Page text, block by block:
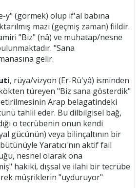
y" (görmek) olup if'al babına
mazi (geçmiş zaman) fiildir.
"Biz" (nâ) ve muhatap/nesne
"Sana
gelir.
, rüya/vizyon (Er-Rü'yâ) isminden
türeyen "Biz sana gösterdik"
Arap belagatindeki
tahlil eder. Bu dilbilgisel bağ,
o tecrübenin onun kendi
gücünün) veya bilinçaltının bir
Yaratıcı'nın aktif fail
nesnel olarak ona
hakiki, dışsal ve ilahi bir tecrübe
müşriklerin "uyduruyor"